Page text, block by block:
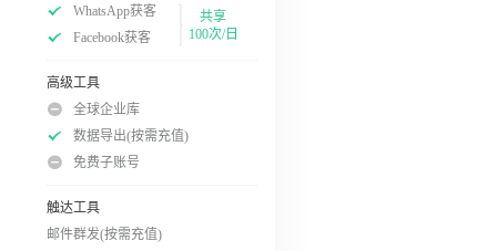
WhatsApp获客
Facebook获客
共享
100次/日
高级工具
全球企业库
数据导出(按需充值)
免费子账号
触达工具
邮件群发(按需充值)